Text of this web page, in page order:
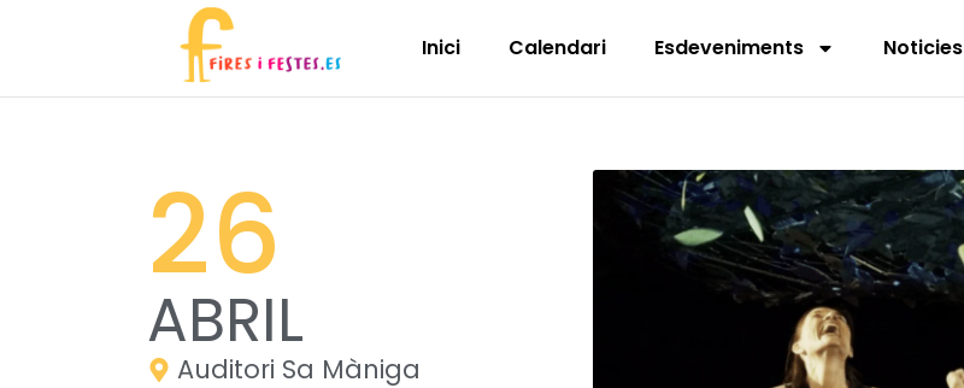
Inici Calendari Esdeveniments Noticies
26
ABRIL
Auditori Sa Màniga